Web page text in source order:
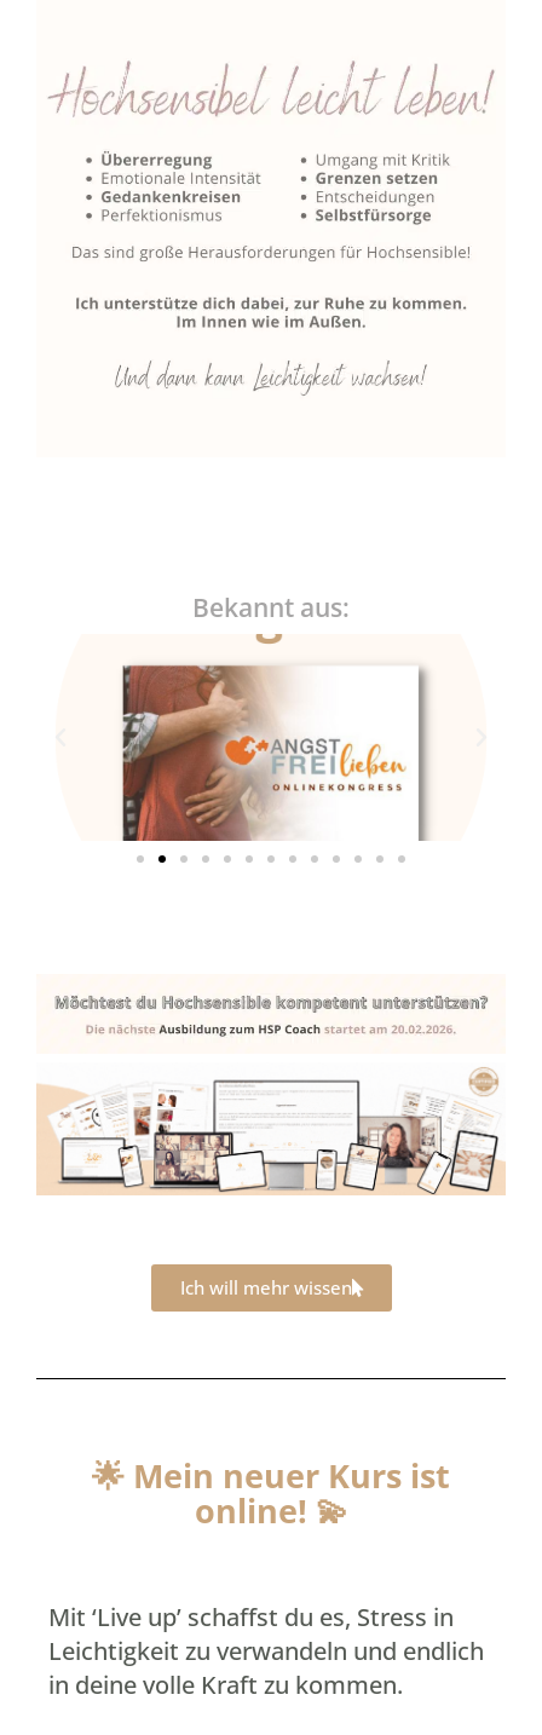
Bekannt aus:
Ich will mehr wissen
🌟 Mein neuer Kurs ist
online! 💫
Mit ‘Live up’ schaffst du es, Stress in
Leichtigkeit zu verwandeln und endlich
in deine volle Kraft zu kommen.